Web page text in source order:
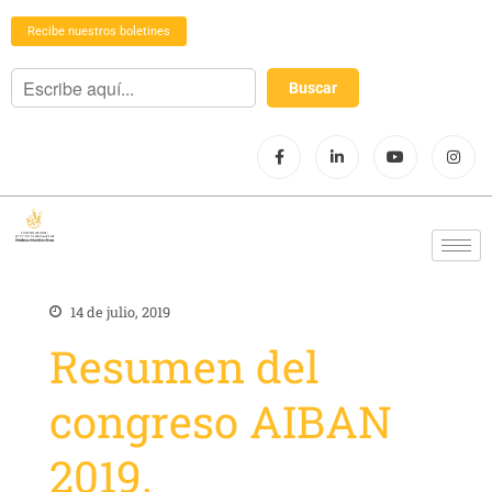
Recibe nuestros boletines
14 de julio, 2019
Resumen del
congreso AIBAN
2019.